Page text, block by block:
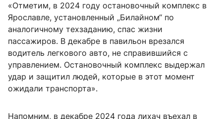
«Отметим, в 2024 году остановочный комплекс в
Ярославле, установленный „Билайном“ по
аналогичному техзаданию, спас жизни
пассажиров. В декабре в павильон врезался
водитель легкового авто, не справившийся с
управлением. Остановочный комплекс выдержал
удар и защитил людей, которые в этот момент
ожидали транспорта».
Напомним, в декабре 2024 года лихач въехал в